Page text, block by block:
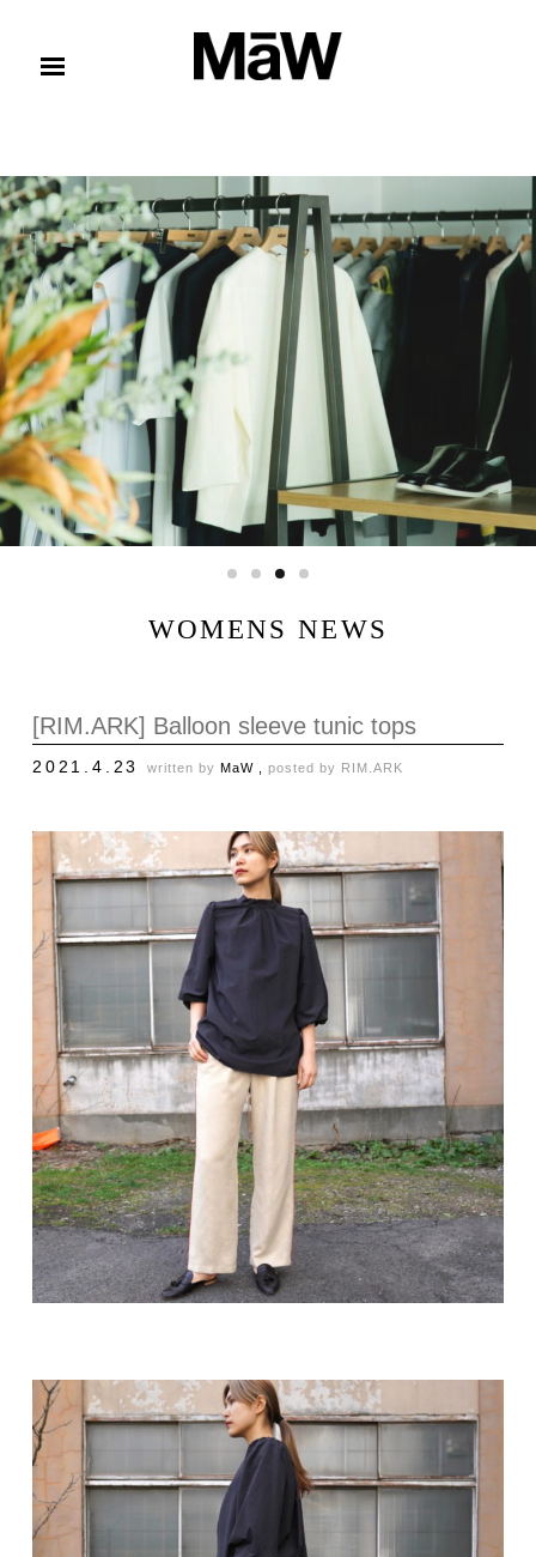
WOMENS NEWS
[RIM.ARK] Balloon sleeve tunic tops
2021.4.23 written by MaW , posted by RIM.ARK